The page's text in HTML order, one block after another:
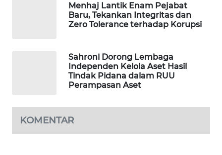
Menhaj Lantik Enam Pejabat
Baru, Tekankan Integritas dan
Zero Tolerance terhadap Korupsi
Sahroni Dorong Lembaga
Independen Kelola Aset Hasil
Tindak Pidana dalam RUU
Perampasan Aset
KOMENTAR